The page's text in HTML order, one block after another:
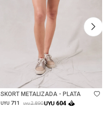
SKORT METALIZADA - PLATA
UYU 711 UYU 2.890UYU 604